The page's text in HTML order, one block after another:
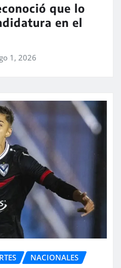
que lo
en el
1, 2026
NACIONALES